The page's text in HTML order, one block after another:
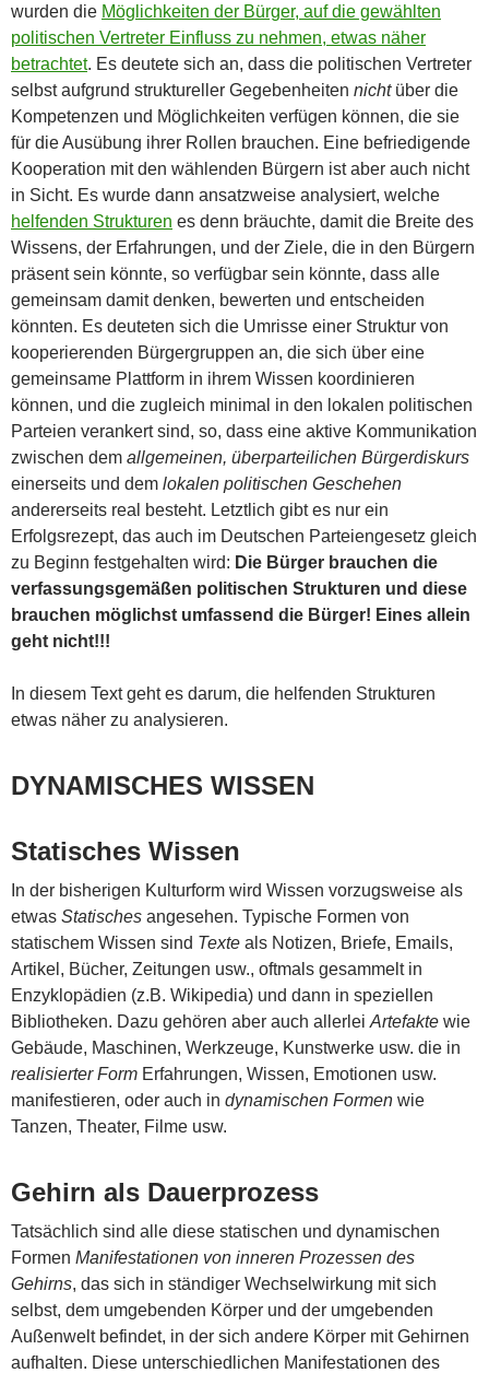
wurden die Möglichkeiten der Bürger, auf die gewählten
politischen Vertreter Einfluss zu nehmen, etwas näher
betrachtet. Es deutete sich an, dass die politischen Vertreter
selbst aufgrund struktureller Gegebenheiten nichtüber die
Kompetenzen und Möglichkeiten verfügen können, die sie
für die Ausübung ihrer Rollen brauchen. Eine befriedigende
Kooperation mit den wählenden Bürgern ist aber auch nicht
in Sicht. Es wurde dann ansatzweise analysiert, welche
helfenden Strukturen es denn bräuchte, damit die Breite des
Wissens, der Erfahrungen, und der Ziele, die in den Bürgern
präsent sein könnte, so verfügbar sein könnte, dass alle
gemeinsam damit denken, bewerten und entscheiden
könnten. Es deuteten sich die Umrisse einer Struktur von
kooperierenden Bürgergruppen an, die sich über eine
gemeinsame Plattform in ihrem Wissen koordinieren
können, und die zugleich minimal in den lokalen politischen
Parteien verankert sind, so, dass eine aktive Kommunikation
zwischen dem allgemeinen, überparteilichen Bürgerdiskurs
einerseits und dem lokalen politischen Geschehen
andererseits real besteht. Letztlich gibt es nur ein
Erfolgsrezept, das auch im Deutschen Parteiengesetz gleich
zu Beginn festgehalten wird: Die Bürger brauchen die
verfassungsgemäßen politischen Strukturen und diese
brauchen möglichst umfassend die Bürger! Eines allein
geht nicht!!!
In diesem Text geht es darum, die helfenden Strukturen
etwas näher zu analysieren.
DYNAMISCHES WISSEN
Statisches Wissen
In der bisherigen Kulturform wird Wissen vorzugsweise als
etwas Statisches angesehen. Typische Formen von
statischem Wissen sind Texte als Notizen, Briefe, Emails,
Artikel, Bücher, Zeitungen usw., oftmals gesammelt in
Enzyklopädien (z.B. Wikipedia) und dann in speziellen
Bibliotheken. Dazu gehören aber auch allerlei Artefakte wie
Gebäude, Maschinen, Werkzeuge, Kunstwerke usw. die in
realisierter Form Erfahrungen, Wissen, Emotionen usw.
manifestieren, oder auch in dynamischen Formen wie
Tanzen, Theater, Filme usw.
Gehirn als Dauerprozess
Tatsächlich sind alle diese statischen und dynamischen
Formen Manifestationen von inneren Prozessen des
Gehirns, das sich in ständiger Wechselwirkung mit sich
selbst, dem umgebenden Körper und der umgebenden
Außenwelt befindet, in der sich andere Körper mit Gehirnen
aufhalten. Diese unterschiedlichen Manifestationen des